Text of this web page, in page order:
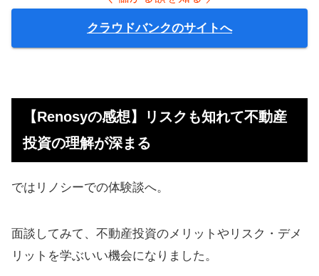
クラウドバンクのサイトへ
【Renosyの感想】リスクも知れて不動産
投資の理解が深まる
ではリノシーでの体験談へ。
面談してみて、不動産投資のメリットやリスク・デメ
リットを学ぶいい機会になりました。